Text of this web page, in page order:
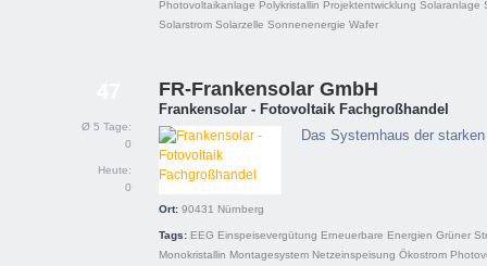
Photovoltaikanlage Polykristallin Projektentwicklung Solaranlage
Solarstrom Solarzelle Sonnenenergie Wafer
Ø 5 Tage:
0
Heute:
0
FR-Frankensolar GmbH
Frankensolar - Fotovoltaik Fachgroßhandel
Das Systemhaus der
Ort: 90431 Nürnberg
Tags: EEG Einspeisevergütung Erneuerbare Energien Grüner
Monokristallin Montagesystem Netzeinspeisung Ökostrom